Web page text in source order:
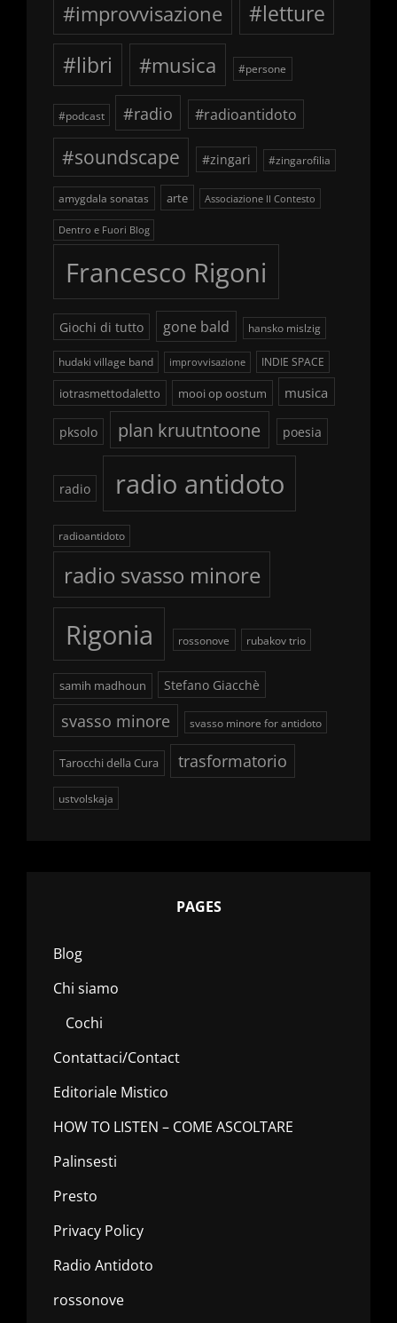
#improvvisazione
#letture
#libri
#musica #persone
#podcast #radio #radioantidoto
#soundscape #zingari #zingarofilia
amygdala sonatas arte Associazione Il Contesto
Dentro e Fuori Blog
Francesco Rigoni
Giochi di tutto gone bald hansko mislzig
hudaki village band improvvisazione INDIE SPACE
iotrasmettodaletto mooi op oostum musica
pksolo plan kruutntoone poesia
radio radio antidoto
radioantidoto
radio svasso minore
Rigonia rossonove rubakov trio
samih madhoun Stefano Giacchè
svasso minore svasso minore for antidoto
Tarocchi della Cura trasformatorio
ustvolskaja
PAGES
Blog
Chi siamo
Cochi
Contattaci/Contact
Editoriale Mistico
HOW TO LISTEN – COME ASCOLTARE
Palinsesti
Presto
Privacy Policy
Radio Antidoto
rossonove